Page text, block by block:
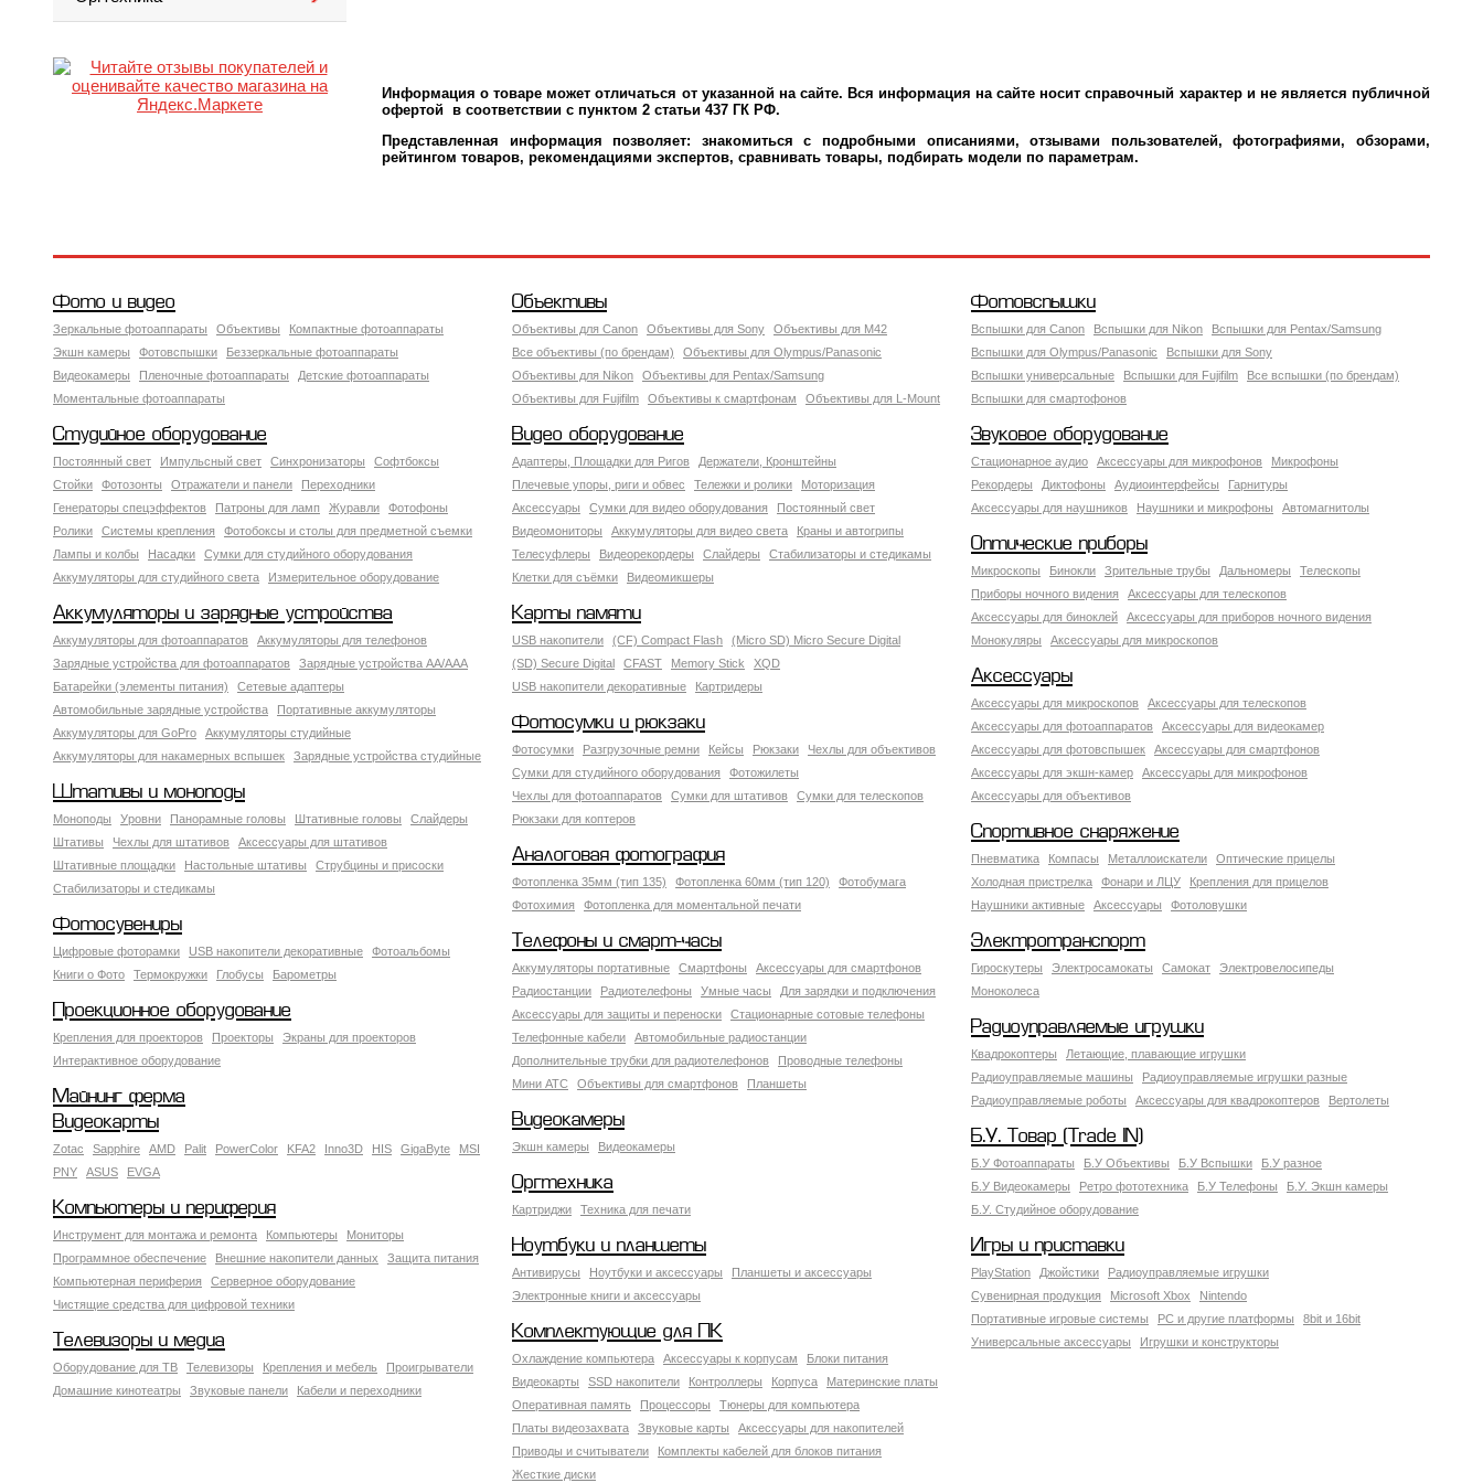
Информация о товаре может отличаться от указанной на сайте. Вся информация на сайте носит справочный характер и не является публичной
офертой в соответствии с пунктом 2 статьи 437 ГК РФ.
Представленная информация позволяет: знакомиться с подробными описаниями, отзывами пользователей, фотографиями, обзорами,
рейтингом товаров, рекомендациями экспертов, сравнивать товары, подбирать модели по параметрам.
Фото и видео
Зеркальные фотоаппараты Объективы
Компактные фотоаппараты
Экшн камеры
Фотовспышки
Беззеркальные фотоаппараты
Видеокамеры
Пленочные фотоаппараты
Детские фотоаппараты
Моментальные фотоаппараты
Объективы
Объективы для Canon Объективы для Sony
Объективы для M42
Все объективы (по брендам)
Объективы для Olympus/Panasonic
Объективы для Nikon
Объективы для Pentax/Samsung
Объективы для Fujifilm
Объективы к смартфонам Объективы для L-Mount
Фотовспышки
Вспышки для Canon Вспышки для Nikon
Вспышки для Pentax/Samsung
Вспышки для Olympus/Panasonic
Вспышки для Sony
Вспышки универсальные
Вспышки для Fujifilm
Все вспышки (по брендам)
Вспышки для смартофонов
Студийное оборудование
Постоянный свет Импульсный свет Синхронизаторы
Софтбоксы
Стойки
Фотозонты Отражатели и панели
Переходники
Генераторы спецэффектов
Патроны для ламп Журавли
Фотофоны
Ролики
Системы крепления
Фотобоксы и столы для предметной съемки
Лампы и колбы
Насадки
Сумки для студийного оборудования
Аккумуляторы для студийного света
Измерительное оборудование
Видео оборудование
Адаптеры, Площадки для Ригов
Держатели, Кронштейны
Плечевые упоры, риги и обвес
Тележки и ролики
Моторизация
Аксессуары
Сумки для видео оборудования
Постоянный свет
Видеомониторы
Аккумуляторы для видео света
Краны и автогрипы
Телесуфлеры
Видеорекордеры Слайдеры
Стабилизаторы и стедикамы
Клетки для съёмки
Видеомикшеры
Звуковое оборудование
Стационарное аудио Аксессуары для микрофонов
Микрофоны
Рекордеры
Диктофоны Аудиоинтерфейсы
Гарнитуры
Аксессуары для наушников
Наушники и микрофоны Автомагнитолы
Оптические приборы
Микроскопы Бинокли Зрительные трубы Дальномеры
Телескопы
Приборы ночного видения
Аксессуары для телескопов
Аксессуары для биноклей
Аксессуары для приборов ночного видения
Монокуляры
Аксессуары для микроскопов
Аккумуляторы и зарядные устройства
Аккумуляторы для фотоаппаратов
Аккумуляторы для телефонов
Зарядные устройства для фотоаппаратов
Зарядные устройства AA/AAA
Батарейки (элементы питания)
Сетевые адаптеры
Автомобильные зарядные устройства
Портативные аккумуляторы
Аккумуляторы для GoPro
Аккумуляторы студийные
Аккумуляторы для накамерных вспышек
Зарядные устройства студийные
Карты памяти
USB накопители (CF) Compact Flash
(Micro SD) Micro Secure Digital
(SD) Secure Digital
CFAST Memory Stick
XQD
USB накопители декоративные
Картридеры Аксессуары
Аксессуары для микроскопов
Аксессуары для телескопов
Аксессуары для фотоаппаратов
Аксессуары для видеокамер
Аксессуары для фотовспышек
Аксессуары для смартфонов
Аксессуары для экшн-камер
Аксессуары для микрофонов
Аксессуары для объективов
Фотосумки и рюкзаки
Фотосумки Разгрузочные ремни Кейсы Рюкзаки
Чехлы для объективов
Сумки для студийного оборудования
Фотожилеты
Чехлы для фотоаппаратов
Сумки для штативов
Сумки для телескопов
Рюкзаки для коптеров
Штативы и моноподы
Моноподы Уровни Панорамные головы Штативные головы
Слайдеры
Штативы
Чехлы для штативов
Аксессуары для штативов
Штативные площадки
Настольные штативы
Струбцины и присоски
Стабилизаторы и стедикамы
Спортивное снаряжение
Пневматика Компасы Металлоискатели
Оптические прицелы
Холодная пристрелка
Фонари и ЛЦУ
Крепления для прицелов
Наушники активные
Аксессуары Фотоловушки
Аналоговая фотография
Фотопленка 35мм (тип 135) Фотопленка 60мм (тип 120)
Фотобумага
Фотохимия
Фотопленка для моментальной печати
Фотосувениры
Цифровые фоторамки USB накопители декоративные
Фотоальбомы
Книги о Фото
Термокружки Глобусы Барометры
Телефоны и смарт-часы
Аккумуляторы портативные Смартфоны
Аксессуары для смартфонов
Радиостанции
Радиотелефоны Умные часы
Для зарядки и подключения
Аксессуары для защиты и переноски
Стационарные сотовые телефоны
Телефонные кабели
Автомобильные радиостанции
Дополнительные трубки для радиотелефонов
Проводные телефоны
Мини АТС
Объективы для смартфонов Планшеты
Электротранспорт
Гироскутеры Электросамокаты Самокат
Электровелосипеды
Моноколеса
Проекционное оборудование
Крепления для проекторов Проекторы
Экраны для проекторов
Интерактивное оборудование
Радиоуправляемые игрушки
Квадрокоптеры
Летающие, плавающие игрушки
Радиоуправляемые машины
Радиоуправляемые игрушки разные
Радиоуправляемые роботы
Аксессуары для квадрокоптеров Вертолеты
Майнинг ферма
Видеокамеры
Экшн камеры Видеокамеры
Видеокарты
Zotac Sapphire AMD Palit PowerColor KFA2 Inno3D HIS GigaByte
MSI
PNY
ASUS EVGA
Б.У. Товар (Trade IN)
Б.У Фотоаппараты Б.У Объективы Б.У Вспышки
Б.У разное
Б.У Видеокамеры
Ретро фототехника Б.У Телефоны
Б.У. Экшн камеры
Б.У. Студийное оборудование
Оргтехника
Картриджи Техника для печати
Компьютеры и периферия
Инструмент для монтажа и ремонта Компьютеры
Мониторы
Программное обеспечение
Внешние накопители данных
Защита питания
Компьютерная периферия
Серверное оборудование
Чистящие средства для цифровой техники
Ноутбуки и планшеты
Антивирусы Ноутбуки и аксессуары
Планшеты и аксессуары
Электронные книги и аксессуары
Игры и приставки
PlayStation Джойстики
Радиоуправляемые игрушки
Сувенирная продукция
Microsoft Xbox
Nintendo
Портативные игровые системы
PC и другие платформы
8bit и 16bit
Универсальные аксессуары
Игрушки и конструкторы
Комплектующие для ПК
Охлаждение компьютера Аксессуары к корпусам
Блоки питания
Видеокарты
SSD накопители Контроллеры Корпуса
Материнские платы
Оперативная память
Процессоры
Тюнеры для компьютера
Платы видеозахвата
Звуковые карты
Аксессуары для накопителей
Приводы и считыватели
Комплекты кабелей для блоков питания
Жесткие диски
Телевизоры и медиа
Оборудование для ТВ Телевизоры Крепления и мебель
Проигрыватели
Домашние кинотеатры
Звуковые панели Кабели и переходники